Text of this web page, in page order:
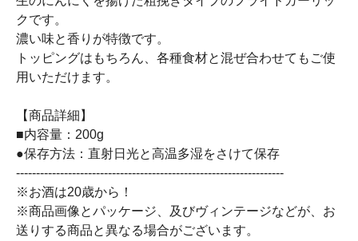
クです。
濃い味と香りが特徴です。
トッピングはもちろん、各種食材と混ぜ合わせてもご使
用いただけます。
【商品詳細】
■内容量：200g
●保存方法：直射日光と高温多湿をさけて保存
-------------------------------------------------------------------
※お酒は20歳から！
※商品画像とパッケージ、及びヴィンテージなどが、お
送りする商品と異なる場合がございます。